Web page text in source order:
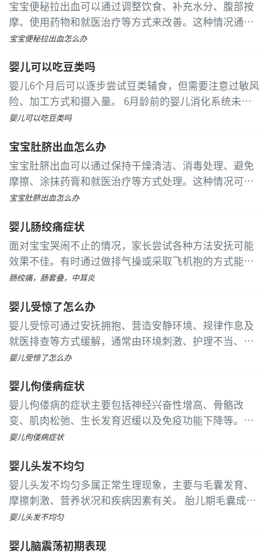
宝宝便秘拉出血可以通过调整饮食、补充水分、腹部按
摩、使用药物和就医治疗等方式来改善。这种情况通常
由排便用力过度、饮食结构不合理、肠道功能紊乱、肛
宝宝便秘拉出血怎么办
婴儿可以吃豆类吗
婴儿6个月后可以逐步尝试豆类辅食，但需要注意过敏风
险、加工方式和摄入量。 6月龄前的婴儿消化系统未发
育完善，豆类中的植酸和蛋白酶抑制剂可能引发胀气或
可引入煮烂的豆类
婴儿可以吃豆类吗
宝宝肚脐出血怎么办
宝宝肚脐出血可以通过保持干燥清洁、消毒处理、避免
摩擦、涂抹药膏和就医治疗等方式处理。这种情况可能
与脐带脱落延迟、感染、外力摩擦、凝血功能障碍或脐
宝宝肚脐出血怎么办
婴儿肠绞痛症状
面对宝宝哭闹不止的情况，家长尝试各种方法安抚可能
效果不佳。有时通过做排气操或采取飞机抱的方式能缓
解症状。婴儿肠绞痛时可能会哭到声嘶力竭，直到哭累
肠绞痛，肠套叠，中耳炎
婴儿受惊了怎么办
婴儿受惊可通过安抚拥抱、营造安静环境、规律作息及
就医排查等方式缓解，通常由环境刺激、护理不当、神
经系统发育未成熟或疾病等因素引起。 突发噪音或强光
免大声喧哗，并及时通过拥抱来安抚婴儿的情绪
婴儿受惊了怎么办
婴儿佝偻病症状
婴儿佝偻病的症状主要包括神经兴奋性增高、骨骼改
变、肌肉松弛、生长发育迟缓以及免疫功能下降等。这
种疾病是由于维生素D缺乏导致钙磷代谢紊乱引起的一
婴儿佝偻病症状
婴儿头发不均匀
婴儿头发不均匀多属正常生理现象，主要与毛囊发育、
摩擦刺激、营养状况和疾病因素有关。 胎儿期毛囊成熟
度不一，导致出生后头发生长速度不同。这种情况无需
婴儿头发不均匀
婴儿脑震荡初期表现